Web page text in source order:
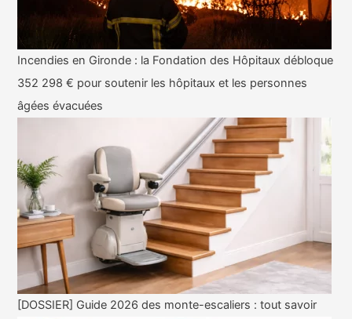
Incendies en Gironde : la Fondation des Hôpitaux débloque
352 298 € pour soutenir les hôpitaux et les personnes
âgées évacuées
[DOSSIER] Guide 2026 des monte-escaliers : tout savoir